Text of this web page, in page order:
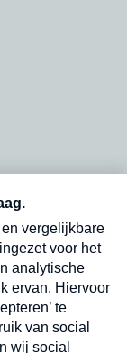
in
Verzend